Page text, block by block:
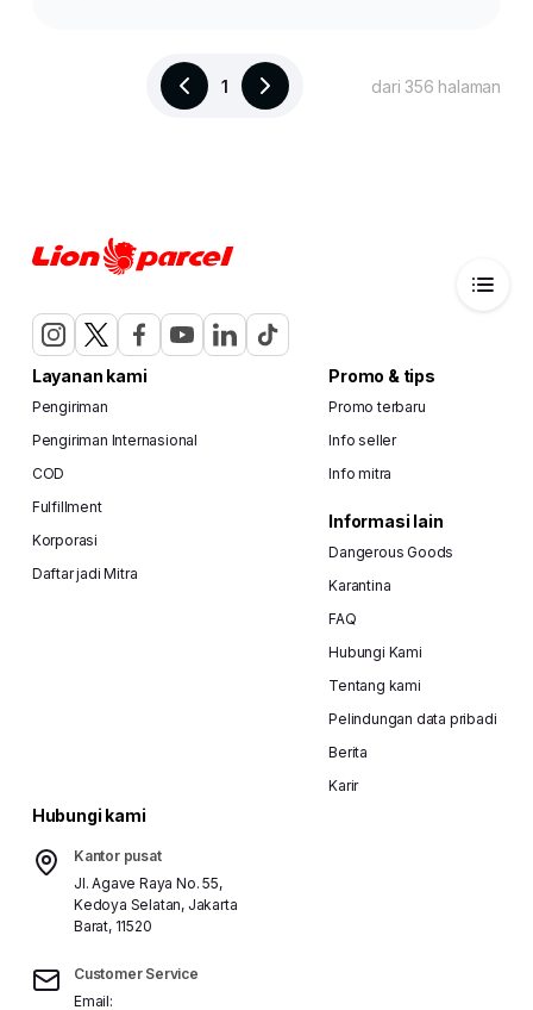
1 dari 356 halaman
Layanan kami
Pengiriman
Pengiriman Internasional
COD
Fulfillment
Korporasi
Daftar jadi Mitra
Promo & tips
Promo terbaru
Info seller
Info mitra
Informasi lain
Dangerous Goods
Karantina
FAQ
Hubungi Kami
Tentang kami
Pelindungan data pribadi
Berita
Karir
Hubungi kami
Kantor pusat
Jl. Agave Raya No. 55,
Kedoya Selatan, Jakarta
Barat, 11520
Customer Service
Email: